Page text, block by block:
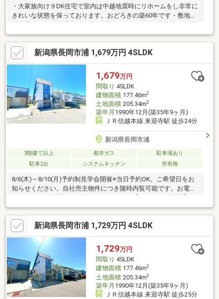
・大家族向け９DK住宅で室内は中越地震時にリホームをし非常に
きれいな状態を保っております。おどろきの築60年です・敷地内
あり・付属建物有（1階：車庫／２階：物置）
新潟県長岡市浦 1,679万円 4SLDK
1,679万円
間取り 4SLDK
建物面積177.46m2
土地面積205.34m2
築年月 1990年12月(築35年9ヶ月)
ＪＲ信越本線 来迎寺駅 徒歩24分
新潟県長岡市浦
3階建て以上 都市ガス
駐車場あり
駐車2台
システムキッチン 所有権
8/6(木)～8/10(月)予約制見学会開催※当日予約OK。ご希望日をお
知らせください。自社売主物件につき随時内覧可能です。お電話
標準シロアリ防除工事●外構・外装外壁塗装●水回りシステムキッ
チン交換、ユニットバス交換、トイレ交換、洗面化粧台交換●そ
の他設備給湯器交換、インターホン設置、照明器具交換【おすす
めポイント】・本物件は条件により住宅ローン減税が適用されま
す。・シロアリ防除工事施工後5年間保証・お客様に合わせたロー
ンの組み方や金融機関をご提案。住宅ローンが初めて
新潟県長岡市浦 1,729万円 4SLDK
1,729万円
間取り 4SLDK
建物面積177.46m2
土地面積205.34m2
築年月 1990年12月(築35年9ヶ月)
ＪＲ信越本線 来迎寺駅 徒歩25分